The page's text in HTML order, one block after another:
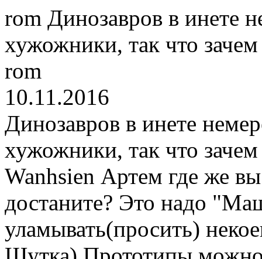
rom Динозавров в инете
хужожники, так что зачем
rom
10.11.2016
Динозавров в инете
хужожники, так что зачем
Wanhsien Артем где же
достаните? Это надо
уламывать(просить)